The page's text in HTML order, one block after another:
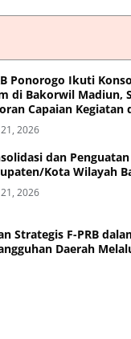
Ponorogo Ikuti
di Bakorwil Madiun,
Capaian Kegiatan
Pentahelix
21, 2026
dan Penguatan
Kota Wilayah
2026
Strategis F-PRB
Daerah